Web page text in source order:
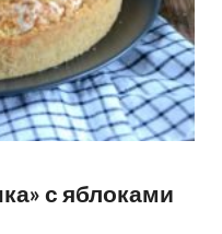
с яблоками